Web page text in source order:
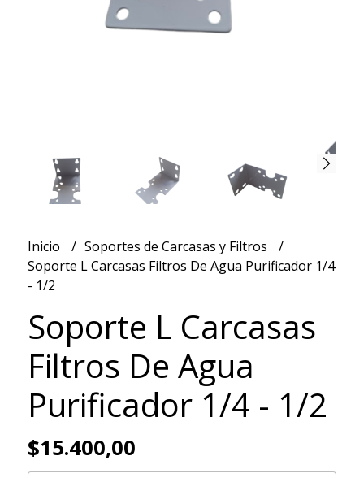
Inicio
Soportes de Carcasas y Filtros
Soporte L Carcasas Filtros De Agua Purificador 1/4
- 1/2
Soporte L Carcasas
Filtros De Agua
Purificador 1/4 - 1/2
$15.400,00